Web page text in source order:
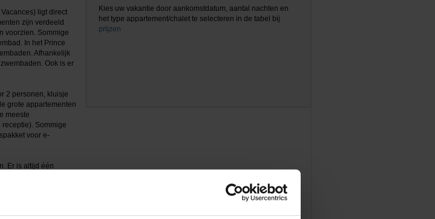
ligt direct
zijn verdeeld
voorzien. Sommige
In het Prince
Afhankelijk
Ook is er
2 personen, kluisje
grote appartementen
meeste
Sommige
voor e-
Er is altijd één
geldt dat de bedden
Kies uw vakantie door aankomstdatum, aantal nachten en
het type appartement/chalet te selecteren in de tabel bij
prijzen